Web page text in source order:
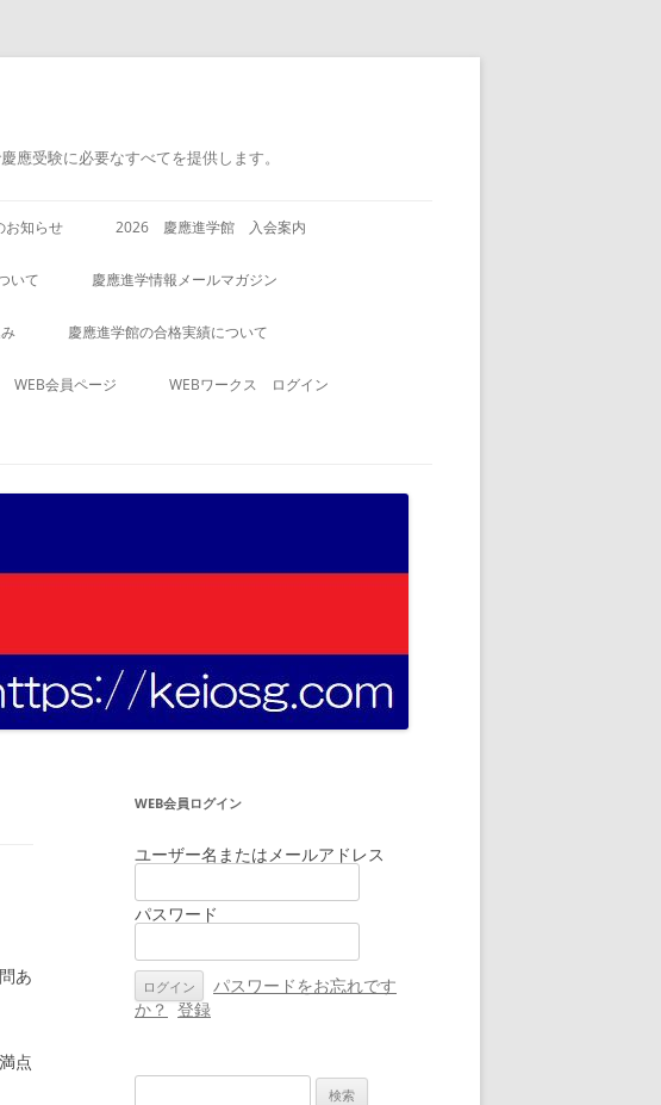
受験に必要なすべてを提供します。
お知らせ 2026 慶應進学館 入会案内
いて 慶應進学情報メールマガジン
慶應進学館の合格実績について
WEB会員ページ WEBワークス ログイン
あ
点
WEB会員ログイン
ユーザー名またはメールアドレス
パスワード
パスワードをお忘れです
か？ 登録